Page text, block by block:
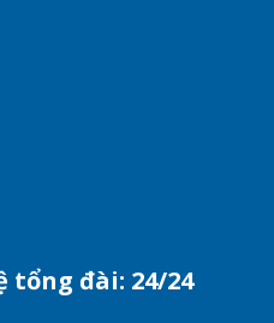
tổng đài: 24/24